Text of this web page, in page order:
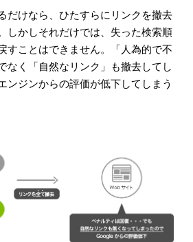
だけなら、ひたすらにリンクを撤去
しかしそれだけでは、失った検索順
すことはできません。「人為的で不
なく「自然なリンク」も撤去してし
ンジンからの評価が低下してしまう